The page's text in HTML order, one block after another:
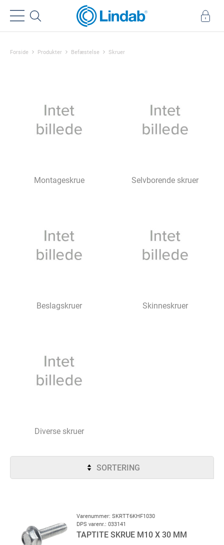
Forside Produkter Befæstelse Skruer
Montageskrue Selvborende skruer
Beslagskruer Skinneskruer
Diverse skruer
SORTERING
Varenummer: SKRTT6KHF1030
DPS varenr.: 033141
TAPTITE SKRUE M10 X 30 MM